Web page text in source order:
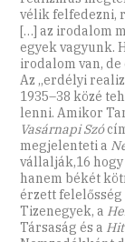
vélik felfedezni,
[…] az irodalom
egyek vagyunk.
irodalom van,
Az ,,erdélyi
1935–38 közé
lenni. Amikor
Vasárnapi Szó
megjelenteti a
vállalják,16
hanem békét
érzett
Tizenegyek, a
Társaság és a